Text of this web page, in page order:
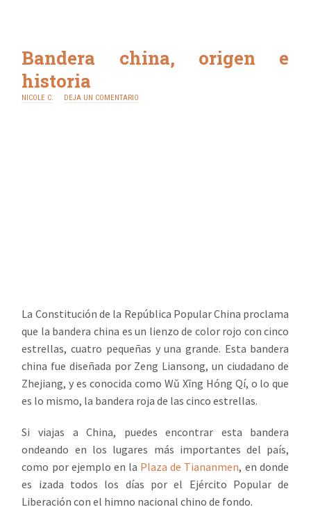
Bandera china, origen e
historia
NICOLE C. DEJA UN COMENTARIO
La Constitución de la República Popular China proclama
que la bandera china es un lienzo de color rojo con cinco
estrellas, cuatro pequeñas y una grande. Esta bandera
china fue diseñada por Zeng Liansong, un ciudadano de
Zhejiang, y es conocida como Wǔ Xīng Hóng Qí, o lo que
es lo mismo, la bandera roja de las cinco estrellas.
Si viajas a China, puedes encontrar esta bandera
ondeando en los lugares más importantes del país,
como por ejemplo en la Plaza de Tiananmen, en donde
es izada todos los días por el Ejército Popular de
Liberación con el himno nacional chino de fondo.